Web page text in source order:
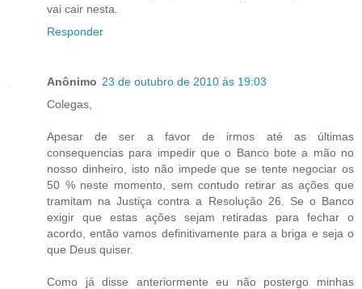
vai cair nesta.
Responder
Anônimo 23 de outubro de 2010 às 19:03
Colegas,
Apesar de ser a favor de irmos até as últimas
consequencias para impedir que o Banco bote a mão no
nosso dinheiro, isto não impede que se tente negociar os
50 % neste momento, sem contudo retirar as ações que
tramitam na Justiça contra a Resolução 26. Se o Banco
exigir que estas ações sejam retiradas para fechar o
acordo, então vamos definitivamente para a briga e seja o
que Deus quiser.
Como já disse anteriormente eu não postergo minhas